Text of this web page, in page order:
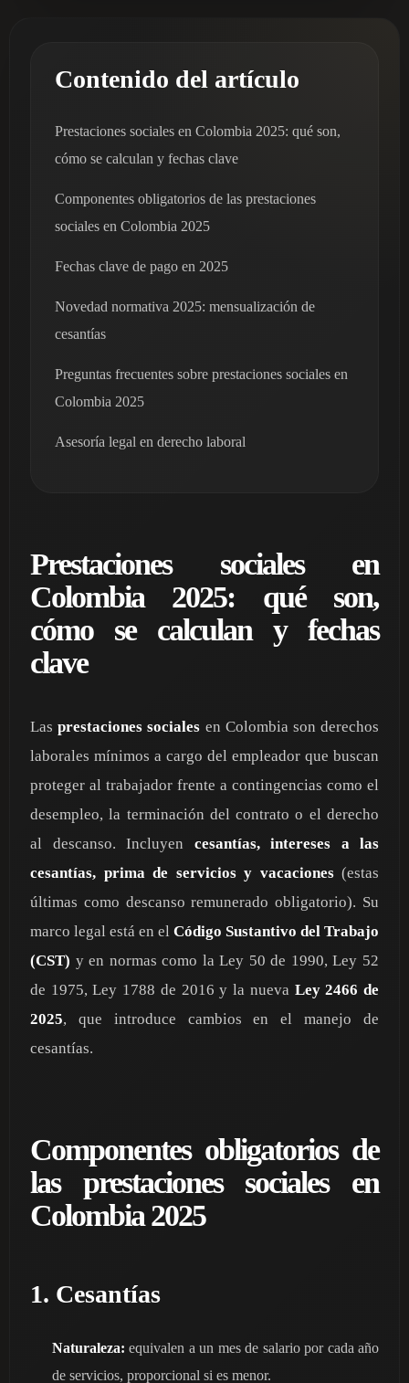
Contenido del artículo
Prestaciones sociales en Colombia 2025: qué son,
cómo se calculan y fechas clave
Componentes obligatorios de las prestaciones
sociales en Colombia 2025
Fechas clave de pago en 2025
Novedad normativa 2025: mensualización de
cesantías
Preguntas frecuentes sobre prestaciones sociales en
Colombia 2025
Asesoría legal en derecho laboral
Prestaciones sociales en
Colombia 2025: qué son,
cómo se calculan y fechas
clave
Lasprestaciones sociales en Colombia son derechos
laborales mínimos a cargo del empleador que buscan
proteger al trabajador frente a contingencias como el
desempleo, la terminación del contrato o el derecho
al descanso. Incluyen cesantías, intereses a las
cesantías, prima de servicios y vacaciones(estas
últimas como descanso remunerado obligatorio). Su
marco legal está en el Código Sustantivo del Trabajo
(CST) y en normas como la Ley 50 de 1990, Ley 52
de 1975, Ley 1788 de 2016 y la nueva Ley 2466 de
2025, que introduce cambios en el manejo de
cesantías.
Componentes obligatorios de
las prestaciones sociales en
Colombia 2025
1. Cesantías
Naturaleza: equivalen a un mes de salario por cada año
de servicios, proporcional si es menor.